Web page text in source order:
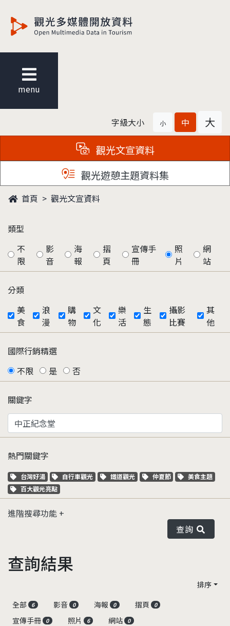
menu
字級大小 小 中 大
觀光文宣資料
觀光遊憩主題資料集
首頁 觀光文宣資料
類型
不
限
影
音
海
報
摺
頁
宣傳手
冊
照
片
網
站
分類
美
食
浪
漫
購
物
文
化
樂
活
生
態
攝影
比賽
其
他
國際行銷精選
不限
是 否
關鍵字
熱門關鍵字
關鍵字標籤
台灣好湯 關鍵字標籤
自行車觀光 關鍵字標籤
鐵道觀光 關鍵字標籤
仲夏節 關鍵字標籤
美食主題
關鍵字標籤
百大觀光亮點
進階搜尋功能
查詢
查詢結果
排序
全部
6 影音 0 海報 0 摺頁 0
宣傳手冊 0 照片 6 網站 0